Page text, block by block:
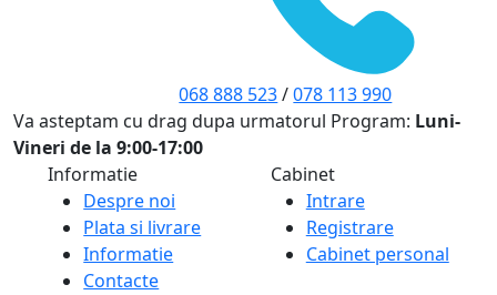
068 888 523/078 113 990
Va asteptam cu drag dupa urmatorul Program: Luni-
Vineri de la 9:00-17:00
Informatie
Despre noi
Plata si livrare
Informatie
Contacte
Cabinet
Intrare
Registrare
Cabinet personal